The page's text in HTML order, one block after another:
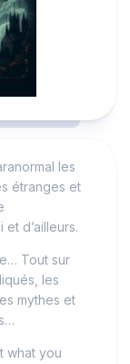
les
étranges et
d’ailleurs.
Tout sur
les
mythes et
what you